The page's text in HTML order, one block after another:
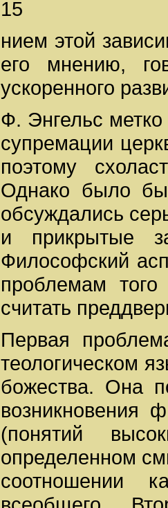
15
нием этой
его мнению,
ускоренного
Ф. Энгельс
супремации
поэтому
Однако было
обсуждались
и прикрытые
Философский
проблемам
считать
Первая
теологическом
божества. Она
возникновения
(понятий
определенном
соотношении